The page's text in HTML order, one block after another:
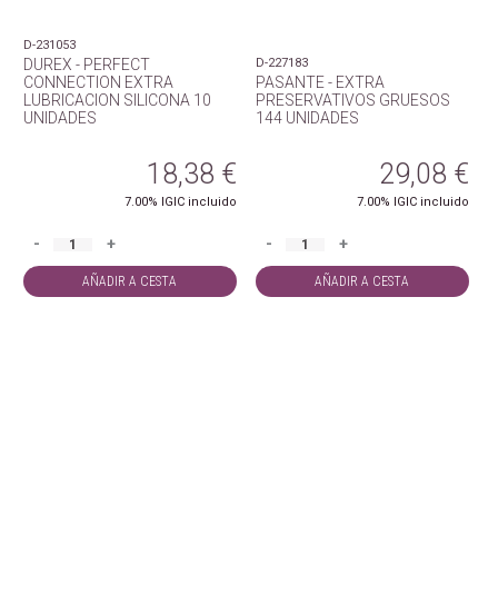
D-231053
DUREX - PERFECT
CONNECTION EXTRA
LUBRICACION SILICONA 10
UNIDADES
18,38 €
7.00% IGIC incluido
- +
AÑADIR A CESTA
D-227183
PASANTE - EXTRA
PRESERVATIVOS GRUESOS
144 UNIDADES
29,08 €
7.00% IGIC incluido
- +
AÑADIR A CESTA